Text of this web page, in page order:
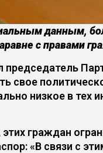
данным,
с правами
председатель
свое
низкое в тех
граждан
«В связи с